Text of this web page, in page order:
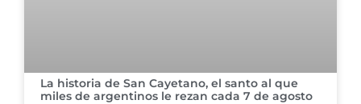
La historia de San Cayetano, el santo al que
miles de argentinos le rezan cada 7 de agosto